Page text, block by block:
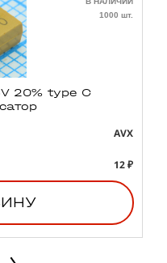
1000 шт.
20% type C
AVX
12 ₽